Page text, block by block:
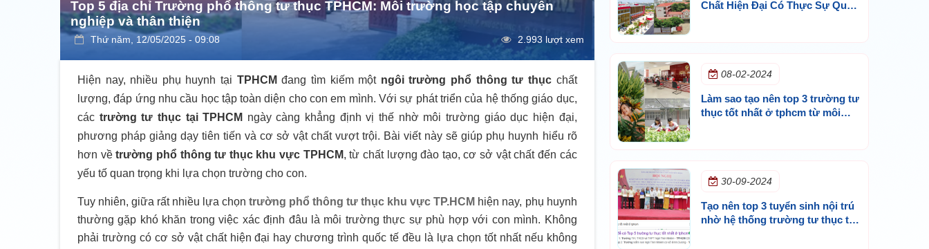
Top 5 địa chỉ Trường phổ thông tư thục TPHCM: Môi trường học tập chuyên
nghiệp và thân thiện
Thứ năm, 12/05/2025 - 09:08 2.993 lượt xem
Hiện nay, nhiều phụ huynh tại TPHCM đang tìm kiếm một ngôi trường phổ thông tư thụcchất
lượng, đáp ứng nhu cầu học tập toàn diện cho con em mình. Với sự phát triển của hệ thống giáo dục,
các trường tư thục tại TPHCM ngày càng khẳng định vị thế nhờ môi trường giáo dục hiện đại,
phương pháp giảng dạy tiên tiến và cơ sở vật chất vượt trội. Bài viết này sẽ giúp phụ huynh hiểu rõ
hơn vềtrường phổ thông tư thục khu vực TPHCM, từ chất lượng đào tạo, cơ sở vật chất đến các
yếu tố quan trọng khi lựa chọn trường cho con.
Tuy nhiên, giữa rất nhiều lựa chọntrường phổ thông tư thục khu vực TP.HCM hiện nay, phụ huynh
thường gặp khó khăn trong việc xác định đâu là môi trường thực sự phù hợp với con mình. Không
phải trường có cơ sở vật chất hiện đại hay chương trình quốc tế đều là lựa chọn tốt nhất nếu không
Chất Hiện Đại Có Thực Sự Quan
08-02-2024
Làm sao tạo nên top 3 trường tư
thục tốt nhất ở tphcm từ môi
30-09-2024
Tạo nên top 3 tuyển sinh nội trú
nhờ hệ thống trường tư thục tốt